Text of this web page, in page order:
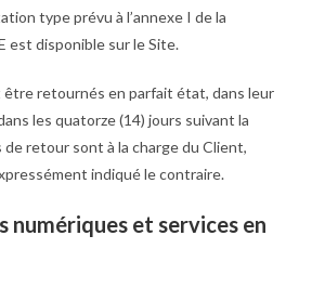
type prévu à l’annexe I de la
est disponible sur le Site.
retournés en parfait état, dans leur
les quatorze (14) jours suivant la
retour sont à la charge du Client,
indiqué le contraire.
numériques et services en